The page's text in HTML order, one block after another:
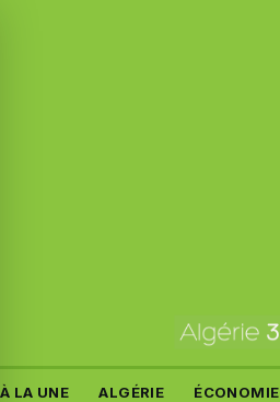
À LA UNE ALGÉRIE ÉCONOMIE